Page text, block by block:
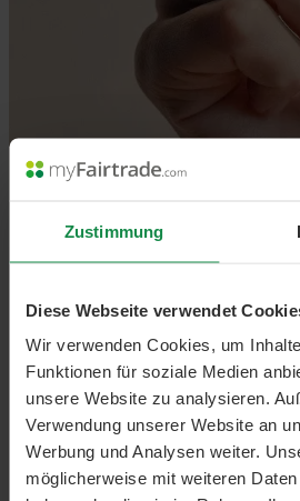
Zustimmung
Diese Webseite verwendet
Wir verwenden Cookies, um
Funktionen für soziale Medien
unsere Website zu analysieren.
Verwendung unserer Website an
Werbung und Analysen weiter.
möglicherweise mit weiteren